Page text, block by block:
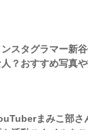
ンスタグラマー新
⼈？おすすめ写真
まみこ部さ